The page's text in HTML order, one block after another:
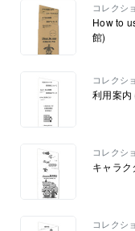
コレクシ
How to
館)
コレクシ
利用案内
コレクシ
キャラ
コレクシ